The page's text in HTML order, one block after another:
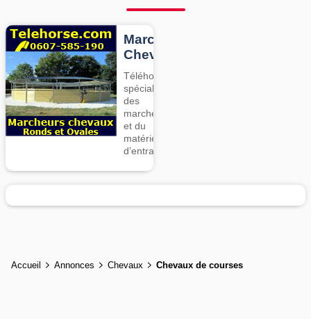
Marcheurs
Chevaux
Téléhorse,
spécialiste
des
marcheurs
et du
matériel
d’entrainement
Accueil Annonces Chevaux Chevaux de courses